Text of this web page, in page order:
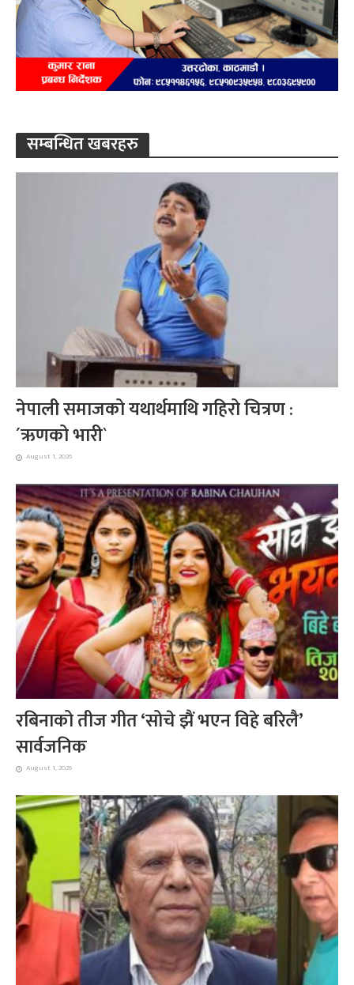
सम्बन्धित खबरहरु
नेपाली समाजको यथार्थमाथि गहिरो चित्रण :
´ऋणको भारी`
August 1, 2026
रबिनाको तीज गीत ‘सोचे झैं भएन विहे बरिलै’
सार्वजनिक
August 1, 2026